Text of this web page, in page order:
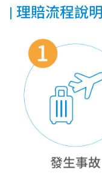
理賠流程說明